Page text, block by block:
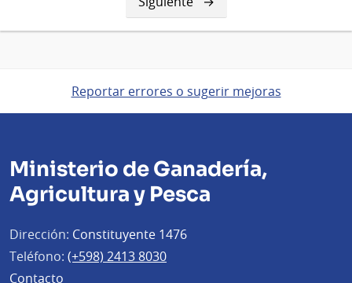
página
Reportar errores o sugerir mejoras
Ministerio de Ganadería,
Agricultura y Pesca
Dirección: Constituyente 1476
Teléfono: (+598) 2413 8030
Contacto